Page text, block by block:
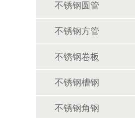
不锈钢圆管
不锈钢方管
不锈钢卷板
不锈钢槽钢
不锈钢角钢